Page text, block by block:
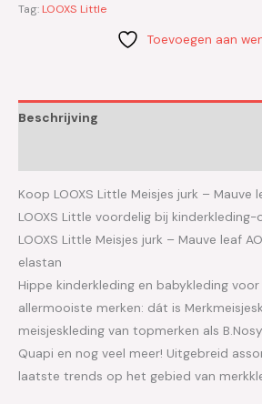
Tag: LOOXS Little
Toevoegen aan
Beschrijving
Koop LOOXS Little Meisjes jurk – Mauve
LOOXS Little voordelig bij kinderkleding-
LOOXS Little Meisjes jurk – Mauve leaf
elastan
Hippe kinderkleding en babykleding
allermooiste merken: dát is
meisjeskleding van topmerken als B.Nosy,
Quapi en nog veel meer! Uitgebreid
laatste trends op het gebied van